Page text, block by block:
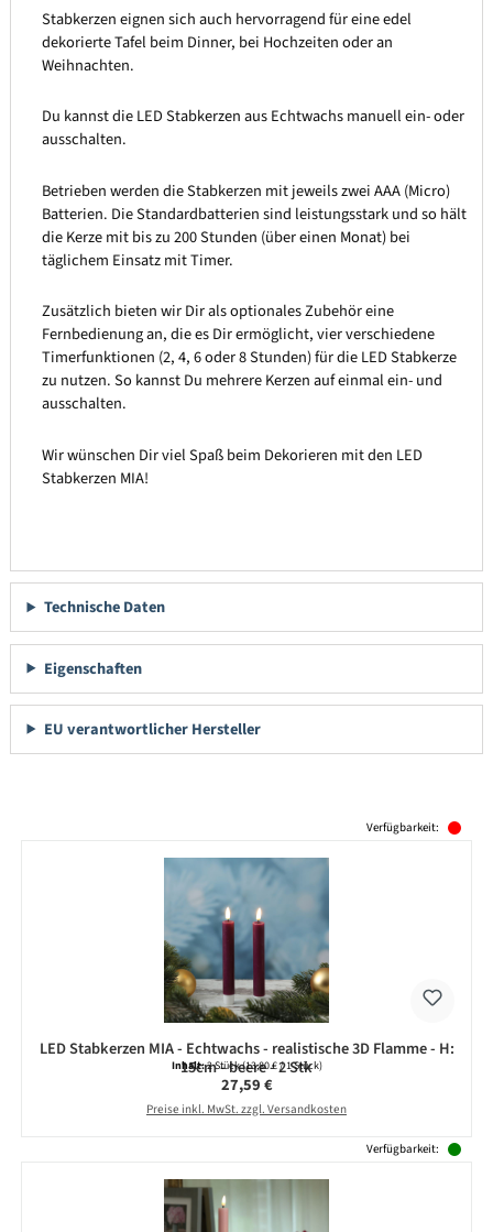
Stabkerzen eignen sich auch hervorragend für eine edel
dekorierte Tafel beim Dinner, bei Hochzeiten oder an
Weihnachten.
Du kannst die LED Stabkerzen aus Echtwachs manuell ein- oder
ausschalten.
Betrieben werden die Stabkerzen mit jeweils zwei AAA (Micro)
Batterien. Die Standardbatterien sind leistungsstark und so hält
die Kerze mit bis zu 200 Stunden (über einen Monat) bei
täglichem Einsatz mit Timer.
Zusätzlich bieten wir Dir als optionales Zubehör eine
Fernbedienung an, die es Dir ermöglicht, vier verschiedene
Timerfunktionen (2, 4, 6 oder 8 Stunden) für die LED Stabkerze
zu nutzen. So kannst Du mehrere Kerzen auf einmal ein- und
ausschalten.
Wir wünschen Dir viel Spaß beim Dekorieren mit den LED
Stabkerzen MIA!
Technische Daten
Eigenschaften
EU verantwortlicher Hersteller
Verfügbarkeit:
LED Stabkerzen MIA - Echtwachs - realistische 3D Flamme - H:
15cm - beere - 2 Stk
Inhalt:2 Stück(13,80 € / 1 Stück)
Regulärer Preis:
27,59 €
Preise inkl. MwSt. zzgl. Versandkosten
Verfügbarkeit: